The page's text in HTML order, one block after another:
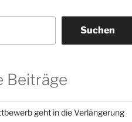
Suchen
Beiträge
geht in die Verlängerung